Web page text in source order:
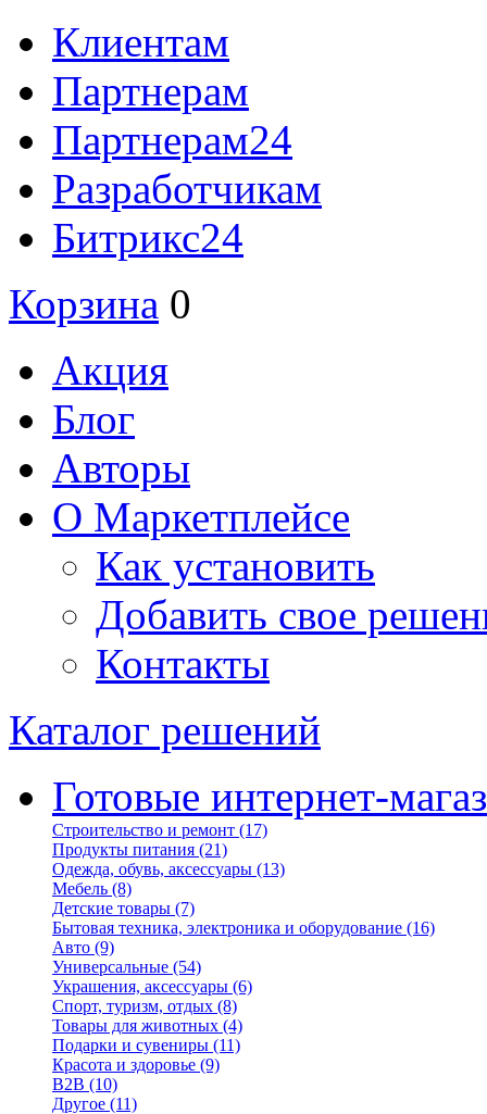
Клиентам
Партнерам
Партнерам24
Разработчикам
Битрикс24
Корзина 0
Акция
Блог
Авторы
О Маркетплейсе
Как установить
Добавить свое
Контакты
Каталог решений
Готовые интернет-
Строительство и ремонт (17)
Продукты питания (21)
Одежда, обувь, аксессуары (13)
Мебель (8)
Детские товары (7)
Бытовая техника, электроника и оборудование (16)
Авто (9)
Универсальные (54)
Украшения, аксессуары (6)
Спорт, туризм, отдых (8)
Товары для животных (4)
Подарки и сувениры (11)
Красота и здоровье (9)
B2B (10)
Другое (11)